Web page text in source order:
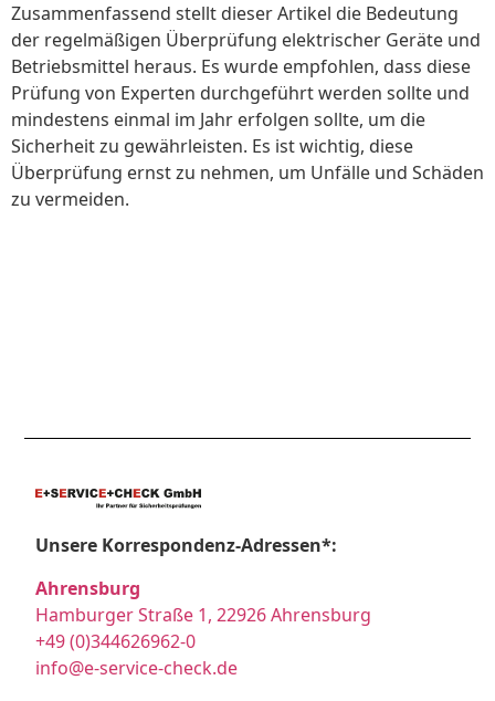
Zusammenfassend stellt dieser Artikel die Bedeutung
der regelmäßigen Überprüfung elektrischer Geräte und
Betriebsmittel heraus. Es wurde empfohlen, dass diese
Prüfung von Experten durchgeführt werden sollte und
mindestens einmal im Jahr erfolgen sollte, um die
Sicherheit zu gewährleisten. Es ist wichtig, diese
Überprüfung ernst zu nehmen, um Unfälle und Schäden
zu vermeiden.
Unsere Korrespondenz-Adressen*:
Ahrensburg
Hamburger Straße 1, 22926 Ahrensburg
+49 (0)344626962-0
info@e-service-check.de